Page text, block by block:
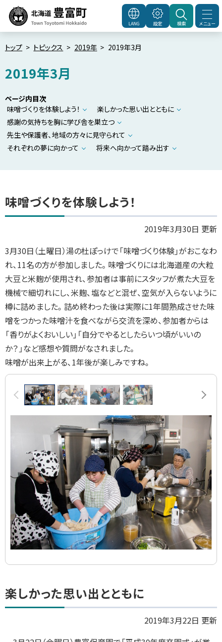
へ
メ
ュ
へ
北海道豊富町Town
メニュー
LANG 設定 検索
トップ トピックス 2019年 2019年3月
2019年3月
ページ内目次
味噌づくりを体験しよう！
楽しかった思い出とともに
感謝の気持ちを胸に学び舎を巣立つ
先生や保護者、地域の方々に見守られて
それぞれの夢に向かって
将来へ向かって踏み出す
味噌づくりを体験しよう！
2019年3月30日 更新
3月30日（土曜日）湯の杜ぽっけで「味噌づくり体験」がおこなわ
れ、11名の方が参加しました。味噌づくりには北海道産の大粒
大豆と米麹が使用され、参加者は事前にスタッフが煮た大豆を
機械で細切れにし、米麹、塩などと混ぜ、空気が入らないように
樽に詰めました。詰め終わった後は実際に1年間熟成させた味
噌をつかった味噌汁を食べながら交流を深め、参加者からは
「香りがよくおいしい」「自分でやるとしたらいつ頃がいいの
か？」など感想や質問がなされました。
味噌が出来上がる、1年後が楽しみですね。
画
前へ 次へ
ト
ッ
楽しかった思い出とともに
2019年3月22日 更新